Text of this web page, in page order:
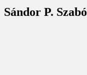
Sándor P. Szabó